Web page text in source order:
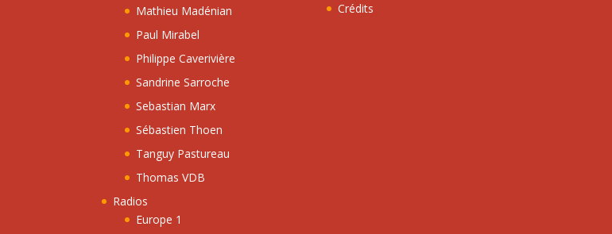
Mathieu Madénian
Paul Mirabel
Philippe Caverivière
Sandrine Sarroche
Sebastian Marx
Sébastien Thoen
Tanguy Pastureau
Thomas VDB
Radios
Europe 1
Crédits